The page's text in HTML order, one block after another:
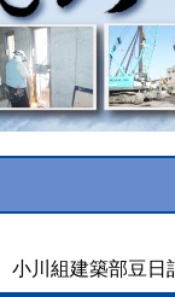
小川組建築部豆日